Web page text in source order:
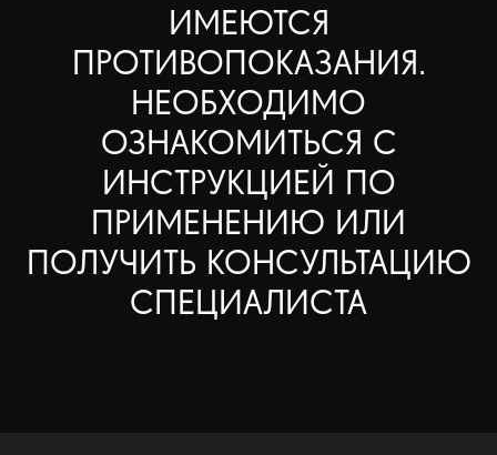
ИМЕЮТСЯ
ПРОТИВОПОКАЗАНИЯ.
НЕОБХОДИМО
ОЗНАКОМИТЬСЯ С
ИНСТРУКЦИЕЙ ПО
ПРИМЕНЕНИЮ ИЛИ
ПОЛУЧИТЬ КОНСУЛЬТАЦИЮ
СПЕЦИАЛИСТА